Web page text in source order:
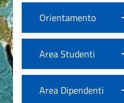
Orientamento
Area Studenti
Area Dipendenti